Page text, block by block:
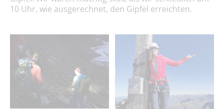
10 Uhr, wie ausgerechnet, den Gipfel erreichten.